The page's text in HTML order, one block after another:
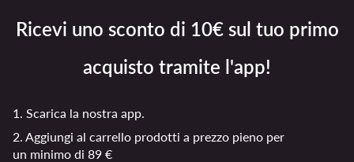
Ricevi uno sconto di 10€ sul tuo primo
acquisto tramite l'app!
1. Scarica la nostra app.
2. Aggiungi al carrello prodotti a prezzo pieno per
un minimo di 89 €